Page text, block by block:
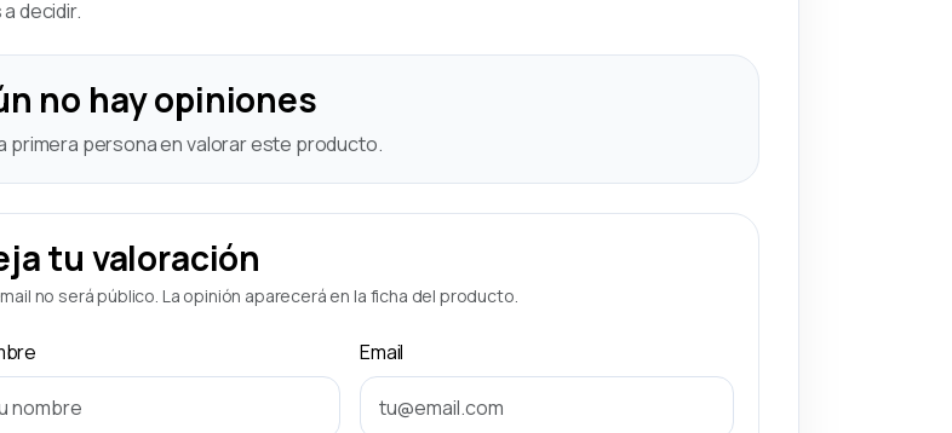
decidir.
no hay opiniones
primera persona en valorar este producto.
tu valoración
no será público. La opinión aparecerá en la ficha del producto.
Email